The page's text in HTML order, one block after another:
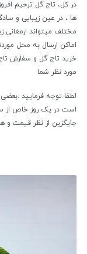
در کل، تاج گل ترحیم
ها ، در عین زیبایی و
مختلف میتواند ارمغانی
اماکن ارسال به محل
خرید تاج گل و سفارش
مورد نظر شما
لطفا توجه فرمایید
است در یک روز خاص از
جایگزین از نظر قیمت و